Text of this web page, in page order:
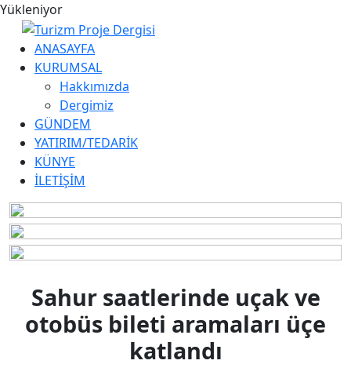
Yükleniyor
ANASAYFA
KURUMSAL
Hakkımızda
Dergimiz
GÜNDEM
YATIRIM/TEDARİK
KÜNYE
İLETİŞİM
Sahur saatlerinde uçak ve
otobüs bileti aramaları üçe
katlandı